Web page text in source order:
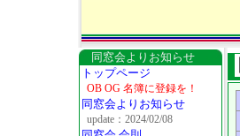
同窓会よりお知らせ
トップページ
OB OG 名簿に登録を！
同窓会よりお知らせ
update：2024/02/08